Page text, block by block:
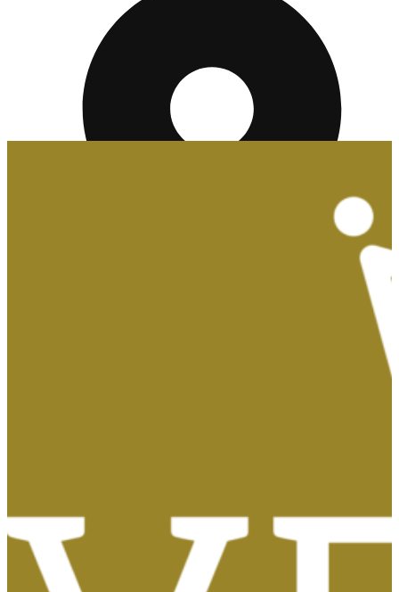
Tasas, Solicitud de Títulos y Certificados